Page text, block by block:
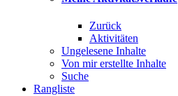
Zurück
Aktivitäten
Ungelesene Inhalte
Von mir erstellte Inhalte
Suche
Rangliste